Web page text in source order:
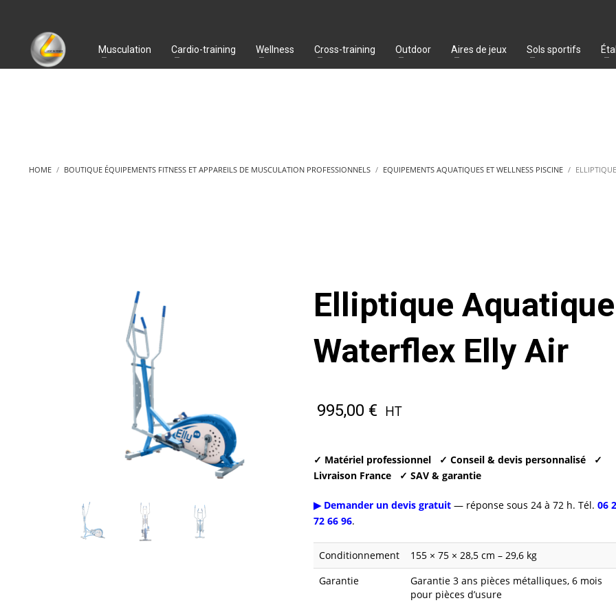
Musculation Cardio-training Wellness Cross-training Outdoor Aires de jeux Sols sportifs
HOME BOUTIQUE ÉQUIPEMENTS FITNESS ET APPAREILS DE MUSCULATION PROFESSIONNELS EQUIPEMENTS AQUATIQUES ET WELLNESS PISCINE
Elliptique Aquatique
Waterflex Elly Air
995,00 € HT
✓ Matériel professionnel ✓ Conseil & devis personnalisé
✓
Livraison France
✓ SAV & garantie
▶ Demander un devis gratuit— réponse sous 24 à 72 h. Tél. 06
72 66 96.
Conditionnement
155 × 75 × 28,5 cm – 29,6 kg
Garantie
Garantie 3 ans pièces métalliques, 6 mois
pour pièces d’usure